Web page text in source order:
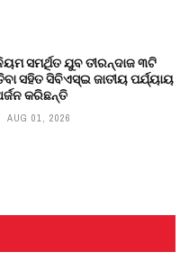
ସମର୍ଥିତ ଯୁବ ତୀରନ୍ଦାଜ ୩ଟି
ସହିତ ସିବିଏସ୍ଇ ଜାତୀୟ ପର୍ଯ୍ୟାୟ
କରିଛନ୍ତି
AUG 01, 2026